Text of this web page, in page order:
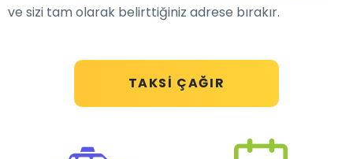
TAKSI ÇAĞIR
ve sizi tam olarak belirttiğiniz adrese bırakır.